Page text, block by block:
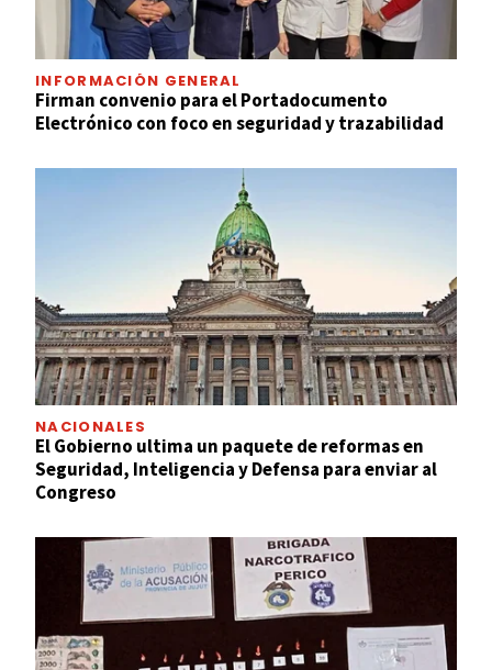
INFORMACIÓN GENERAL
Firman convenio para el Portadocumento
Electrónico con foco en seguridad y trazabilidad
NACIONALES
El Gobierno ultima un paquete de reformas en
Seguridad, Inteligencia y Defensa para enviar al
Congreso